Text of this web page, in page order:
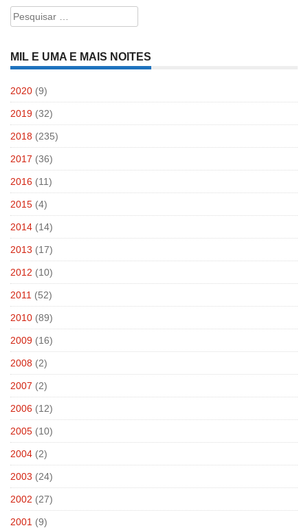
Pesquisar
por:
MIL E UMA E MAIS NOITES
2020 (9)
2019 (32)
2018 (235)
2017 (36)
2016 (11)
2015 (4)
2014 (14)
2013 (17)
2012 (10)
2011 (52)
2010 (89)
2009 (16)
2008 (2)
2007 (2)
2006 (12)
2005 (10)
2004 (2)
2003 (24)
2002 (27)
2001 (9)